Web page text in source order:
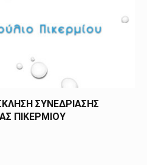
ΣΥΝΕΔΡΙΑΣΗΣ
ΠΙΚΕΡΜΙΟΥ